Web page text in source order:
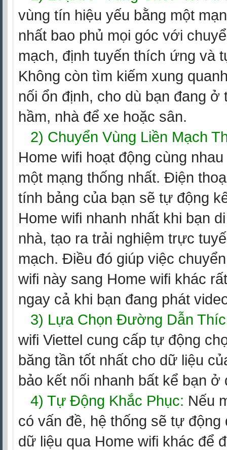
vùng tín hiệu yếu bằng một
nhất bao phủ mọi góc với
mạch, định tuyến thích ứng và
Không còn tìm kiếm xung
nối ổn định, cho dù bạn đang ở
hầm, nhà để xe hoặc sân.
2) Chuyển Vùng Liền Mạch
Home wifi hoạt động cùng
một mạng thống nhất. Điện
tính bảng của bạn sẽ tự động
Home wifi nhanh nhất khi bạn
nhà, tạo ra trải nghiệm trực
mạch. Điều đó giúp việc
wifi này sang Home wifi khác
ngay cả khi bạn đang phát
3) Lựa Chọn Đường Dẫn
wifi Viettel cung cấp tự động
băng tần tốt nhất cho dữ liệu
bảo kết nối nhanh bất kể bạn ở
4) Tự Động Khắc Phục: Nếu
có vấn đề, hệ thống sẽ tự động
dữ liệu qua Home wifi khác để